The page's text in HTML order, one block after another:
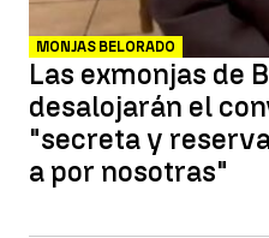
MONJAS BELORADO
Las exmonjas de
desalojarán el
"secreta y
a por nosotras"